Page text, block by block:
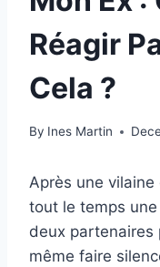
Réagir
Cela ?
By Ines Martin
Après une
tout le temps
deux partenaires
même faire